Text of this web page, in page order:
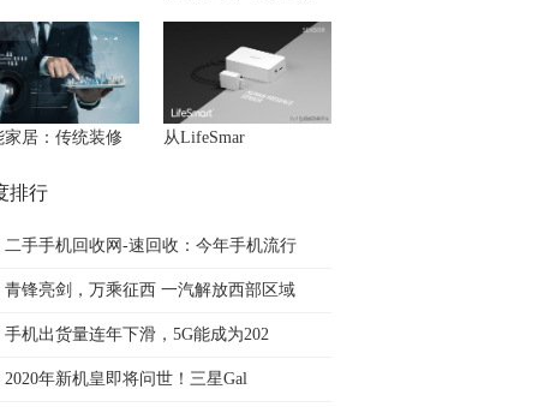
家居：传统装修 从LifeSmar
排行
二手手机回收网-速回收：今年手机流行
青锋亮剑，万乘征西 一汽解放西部区域
手机出货量连年下滑，5G能成为202
2020年新机皇即将问世！三星Gal